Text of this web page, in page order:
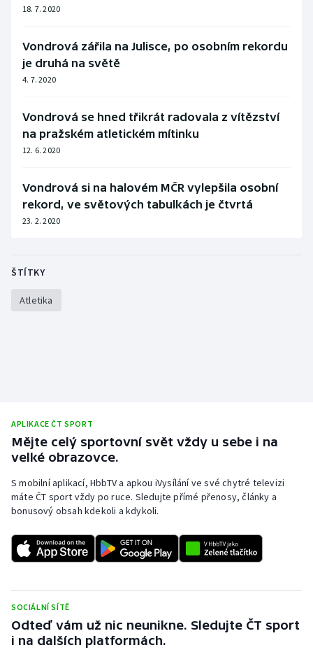
Stolní tenis
Triatlon
Veslování
Vodní slalom
Volejbal
Ostatní
18. 7. 2020
Vondrová zářila na Julisce, po osobním rekordu
je druhá na světě
4. 7. 2020
Vondrová se hned třikrát radovala z vítězství
na pražském atletickém mítinku
12. 6. 2020
Vondrová si na halovém MČR vylepšila osobní
rekord, ve světových tabulkách je čtvrtá
23. 2. 2020
ŠTÍTKY
Atletika
APLIKACE ČT SPORT
Mějte celý sportovní svět vždy u sebe i na
velké obrazovce.
S mobilní aplikací, HbbTV a apkou iVysílání ve své chytré televizi
máte ČT sport vždy po ruce. Sledujte přímé přenosy, články a
bonusový obsah kdekoli a kdykoli.
SOCIÁLNÍ SÍTĚ
Odteď vám už nic neunikne. Sledujte ČT sport
i na dalších platformách.